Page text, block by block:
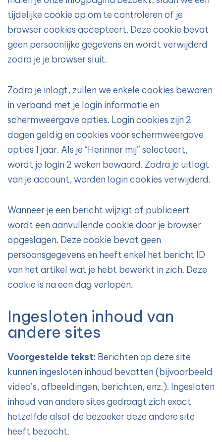
tijdelijke cookie op om te controleren of je
browser cookies accepteert. Deze cookie bevat
geen persoonlijke gegevens en wordt verwijderd
zodra je je browser sluit.
Zodra je inlogt, zullen we enkele cookies bewaren
in verband met je login informatie en
schermweergave opties. Login cookies zijn 2
dagen geldig en cookies voor schermweergave
opties 1 jaar. Als je “Herinner mij” selecteert,
wordt je login 2 weken bewaard. Zodra je uitlogt
van je account, worden login cookies verwijderd.
Wanneer je een bericht wijzigt of publiceert
wordt een aanvullende cookie door je browser
opgeslagen. Deze cookie bevat geen
persoonsgegevens en heeft enkel het bericht ID
van het artikel wat je hebt bewerkt in zich. Deze
cookie is na een dag verlopen.
Ingesloten inhoud van
andere sites
Voorgestelde tekst: Berichten op deze site
kunnen ingesloten inhoud bevatten (bijvoorbeeld
video’s, afbeeldingen, berichten, enz.). Ingesloten
inhoud van andere sites gedraagt zich exact
hetzelfde alsof de bezoeker deze andere site
heeft bezocht.